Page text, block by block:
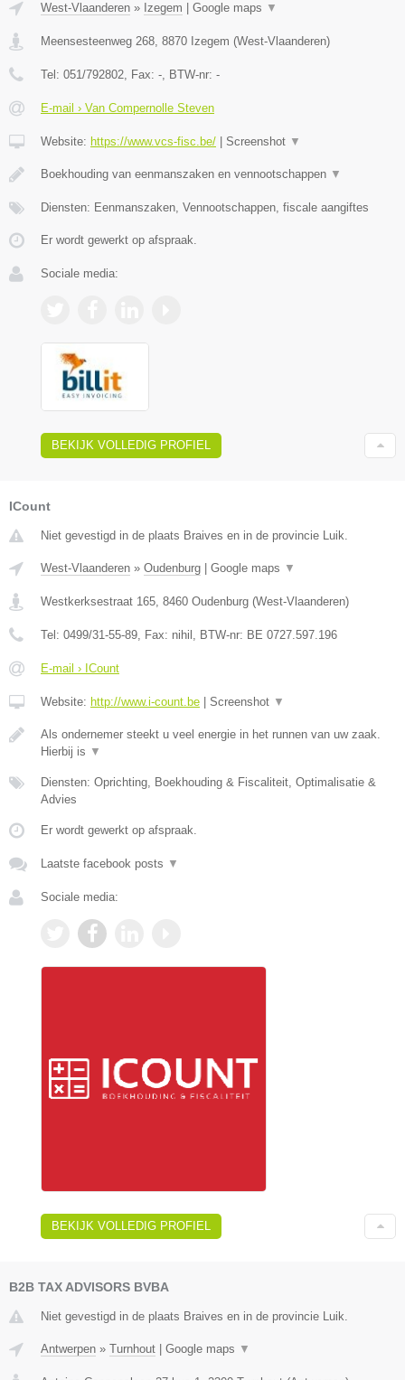
West-Vlaanderen » Izegem Google maps ▼
Meensesteenweg 268, 8870 Izegem (West-Vlaanderen)
Tel: 051/792802, Fax: -, BTW-nr: -
E-mail › Van Compernolle Steven
Website: https://www.vcs-fisc.be/ Screenshot ▼
Boekhouding van eenmanszaken en vennootschappen ▼
Diensten: Eenmanszaken, Vennootschappen, fiscale aangiftes
Er wordt gewerkt op afspraak.
Sociale media:
BEKIJK VOLLEDIG PROFIEL
ICount
Niet gevestigd in de plaats Braives en in de provincie Luik.
West-Vlaanderen » Oudenburg Google maps ▼
Westkerksestraat 165, 8460 Oudenburg (West-Vlaanderen)
Tel: 0499/31-55-89, Fax: nihil , BTW-nr: BE 0727.597.196
E-mail › ICount
Website: http://www.i-count.be Screenshot ▼
Als ondernemer steekt u veel energie in het runnen van uw zaak.
Hierbij is ▼
Diensten: Oprichting, Boekhouding & Fiscaliteit, Optimalisatie &
Advies
Er wordt gewerkt op afspraak.
Laatste facebook posts ▼
Sociale media:
BEKIJK VOLLEDIG PROFIEL
B2B TAX ADVISORS BVBA
Niet gevestigd in de plaats Braives en in de provincie Luik.
Antwerpen » Turnhout Google maps ▼